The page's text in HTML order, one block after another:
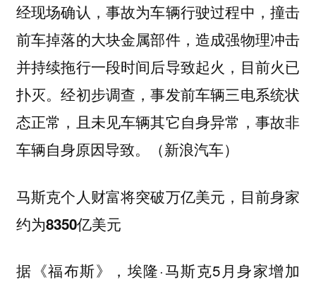
经现场确认，事故为车辆行驶过程中，撞击
前车掉落的大块金属部件，造成强物理冲击
并持续拖行一段时间后导致起火，目前火已
扑灭。经初步调查，事发前车辆三电系统状
态正常，且未见车辆其它自身异常，事故非
车辆自身原因导致。（新浪汽车）
马斯克个人财富将突破万亿美元，目前身家
约为8350亿美元
据《福布斯》，埃隆·马斯克5月身家增加